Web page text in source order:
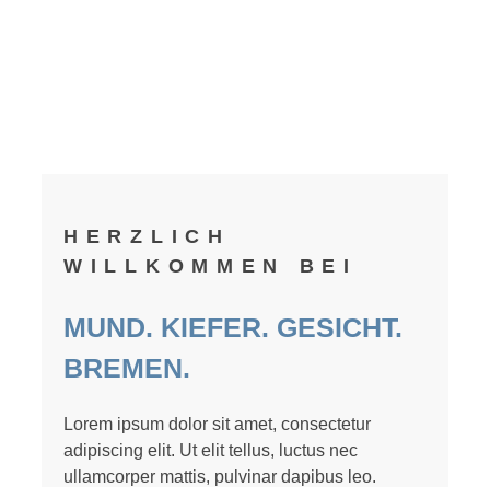
HERZLICH
WILLKOMMEN BEI
MUND. KIEFER. GESICHT.
BREMEN.
Lorem ipsum dolor sit amet, consectetur
adipiscing elit. Ut elit tellus, luctus nec
ullamcorper mattis, pulvinar dapibus leo.